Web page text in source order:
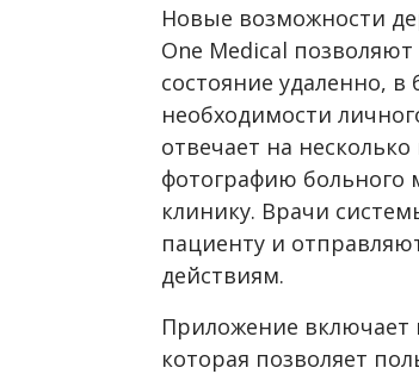
Новые возможности
One Medical
состояние удаленно, в
необходимости
отвечает на
фотографию больного
клинику. Врачи
пациенту и
действиям.
Приложение включает
которая позволяет